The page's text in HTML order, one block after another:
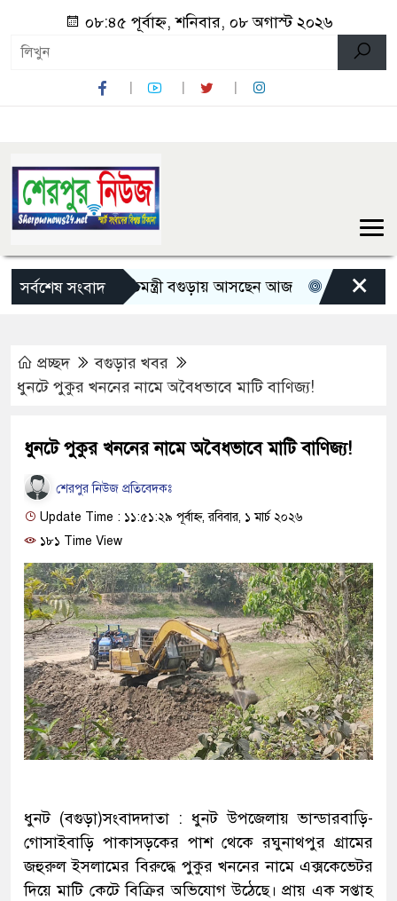
০৮:৪৫ পূর্বাহ্ন, শনিবার, ০৮ অগাস্ট ২০২৬
সর্বশেষ সংবাদ
তিন মন্ত্রী-প্রতিমন্ত্রী বগুড়ায় আসছেন আজ রোমান্টিক বার্তা
×
প্রচ্ছদ
বগুড়ার খবর
ধুনটে পুকুর খননের নামে অবৈধভাবে মাটি বাণিজ্য!
ধুনটে পুকুর খননের নামে অবৈধভাবে মাটি বাণিজ্য!
শেরপুর নিউজ প্রতিবেদকঃ
Update Time : ১১:৫১:২৯ পূর্বাহ্ন, রবিবার, ১ মার্চ ২০২৬
১৮১ Time View
ধুনট (বগুড়া)সংবাদদাতা : ধুনট উপজেলায় ভান্ডারবাড়ি-
গোসাইবাড়ি পাকাসড়কের পাশ থেকে রঘুনাথপুর গ্রামের
জহুরুল ইসলামের বিরুদ্ধে পুকুর খননের নামে এক্সকেভেটর
দিয়ে মাটি কেটে বিক্রির অভিযোগ উঠেছে। প্রায় এক সপ্তাহ